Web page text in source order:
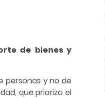
de bienes y
personas y no de
que prioriza el